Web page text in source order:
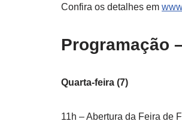
Confira os detalhes em
Programação
Quarta-feira (7)
11h – Abertura da Feira de